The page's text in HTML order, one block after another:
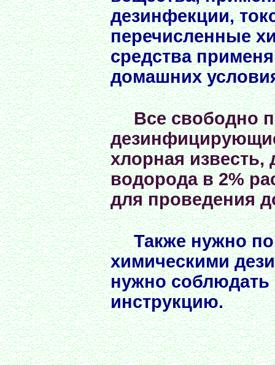
дезинфекции,
перечисленные
средства
домашних
Все свободно
хлорная известь,
водорода в 2%
для проведения
Также нужно
химическими
нужно
инструкцию.